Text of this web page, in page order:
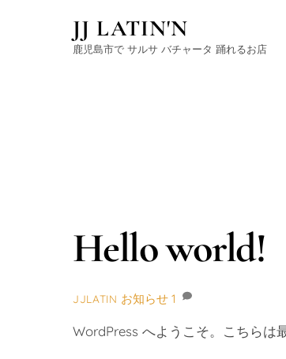
JJ LATIN'N
鹿児島市で サルサ バチャータ 踊れるお店
Hello world!
JJLATIN お知らせ 1
WordPress へようこそ。こちらは